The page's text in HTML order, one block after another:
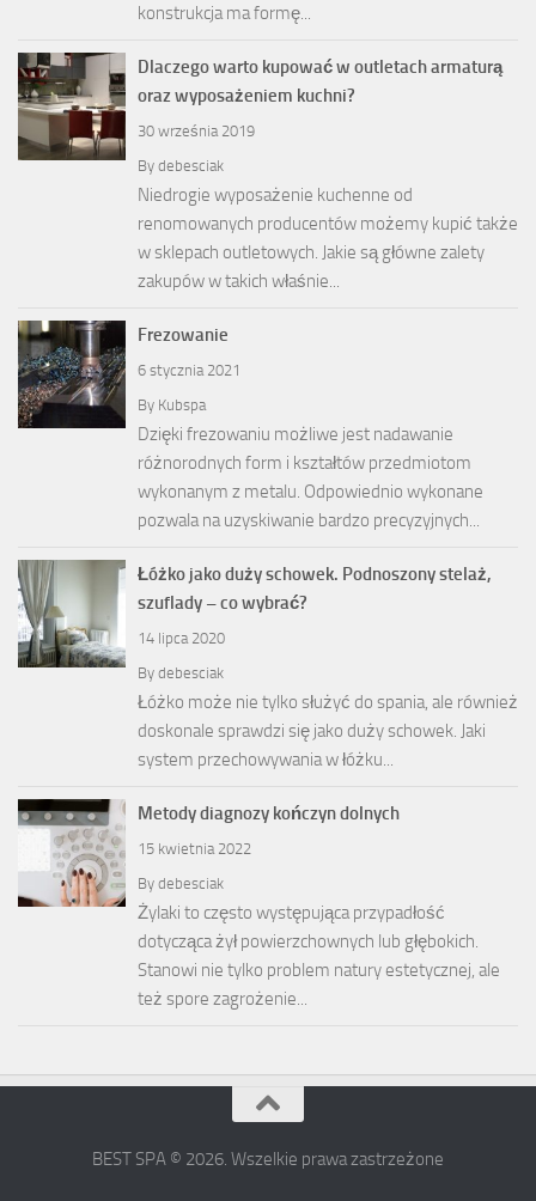
konstrukcja ma formę...
Dlaczego warto kupować w outletach armaturą
oraz wyposażeniem kuchni?
30 września 2019
By debesciak
Niedrogie wyposażenie kuchenne od
renomowanych producentów możemy kupić także
w sklepach outletowych. Jakie są główne zalety
zakupów w takich właśnie...
Frezowanie
6 stycznia 2021
By Kubspa
Dzięki frezowaniu możliwe jest nadawanie
różnorodnych form i kształtów przedmiotom
wykonanym z metalu. Odpowiednio wykonane
pozwala na uzyskiwanie bardzo precyzyjnych...
Łóżko jako duży schowek. Podnoszony stelaż,
szuflady – co wybrać?
14 lipca 2020
By debesciak
Łóżko może nie tylko służyć do spania, ale również
doskonale sprawdzi się jako duży schowek. Jaki
system przechowywania w łóżku...
Metody diagnozy kończyn dolnych
15 kwietnia 2022
By debesciak
Żylaki to często występująca przypadłość
dotycząca żył powierzchownych lub głębokich.
Stanowi nie tylko problem natury estetycznej, ale
też spore zagrożenie...
BEST SPA © 2026. Wszelkie prawa zastrzeżone